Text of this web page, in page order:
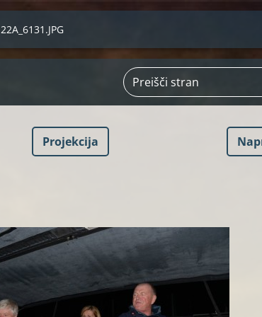
22A_6131.JPG
Projekcija